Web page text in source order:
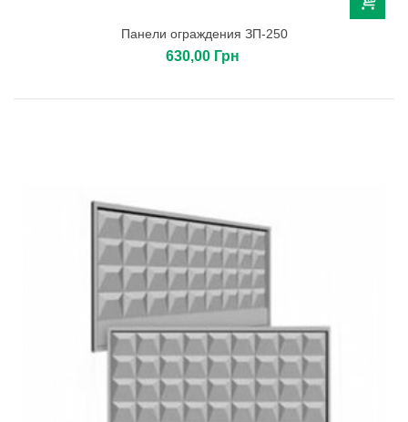
Панели ограждения ЗП-250
630,00 Грн